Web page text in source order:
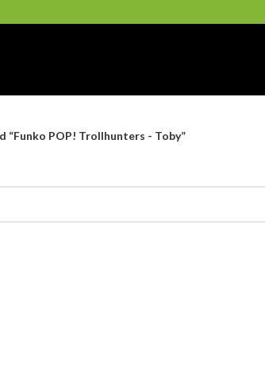
“Funko POP! Trollhunters - Toby”